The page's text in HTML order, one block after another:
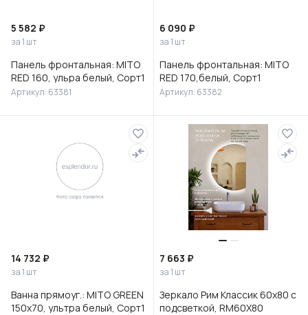
5 582 ₽
за 1 шт
Панель фронтальная: MITO
RED 160, ульра белый, Сорт1
Артикул: 63381
6 090 ₽
за 1 шт
Панель фронтальная: MITO
RED 170,белый, Сорт1
Артикул: 63382
14 732 ₽
за 1 шт
Ванна прямоуг.: MITO GREEN
150x70, ультра белый, Сорт1
7 663 ₽
за 1 шт
Зеркало Рим Классик 60х80 с
подсветкой, RM60X80